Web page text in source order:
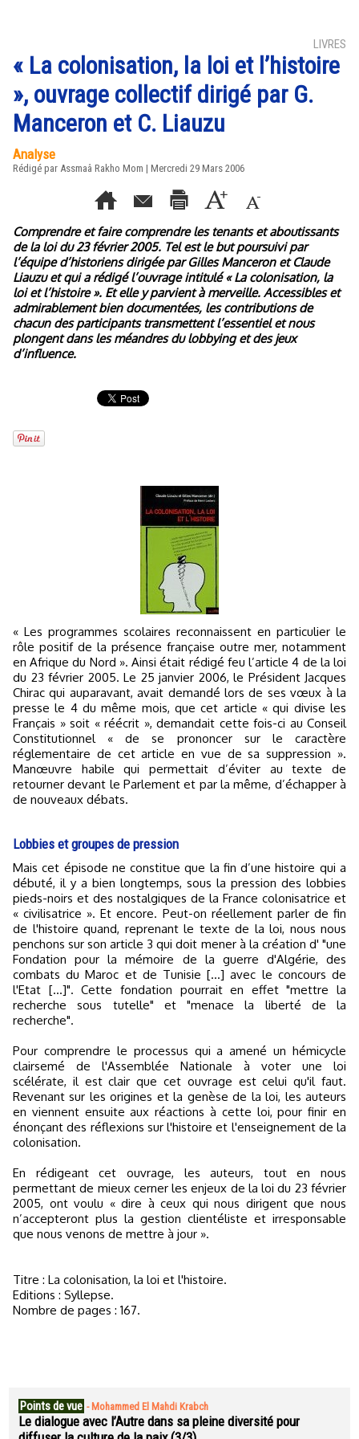
LIVRES
« La colonisation, la loi et l’histoire
», ouvrage collectif dirigé par G.
Manceron et C. Liauzu
Analyse
Rédigé par Assmaâ Rakho Mom | Mercredi 29 Mars 2006
Comprendre et faire comprendre les tenants et aboutissants
de la loi du 23 février 2005. Tel est le but poursuivi par
l’équipe d’historiens dirigée par Gilles Manceron et Claude
Liauzu et qui a rédigé l’ouvrage intitulé « La colonisation, la
loi et l’histoire ». Et elle y parvient à merveille. Accessibles et
admirablement bien documentées, les contributions de
chacun des participants transmettent l’essentiel et nous
plongent dans les méandres du lobbying et des jeux
d’influence.
« Les programmes scolaires reconnaissent en particulier le
rôle positif de la présence française outre mer, notamment
en Afrique du Nord ». Ainsi était rédigé feu l’article 4 de la loi
du 23 février 2005. Le 25 janvier 2006, le Président Jacques
Chirac qui auparavant, avait demandé lors de ses vœux à la
presse le 4 du même mois, que cet article « qui divise les
Français » soit « réécrit », demandait cette fois-ci au Conseil
Constitutionnel « de se prononcer sur le caractère
réglementaire de cet article en vue de sa suppression ».
Manœuvre habile qui permettait d’éviter au texte de
retourner devant le Parlement et par la même, d’échapper à
de nouveaux débats.
Lobbies et groupes de pression
Mais cet épisode ne constitue que la fin d’une histoire qui a
débuté, il y a bien longtemps, sous la pression des lobbies
pieds-noirs et des nostalgiques de la France colonisatrice et
« civilisatrice ». Et encore. Peut-on réellement parler de fin
de l'histoire quand, reprenant le texte de la loi, nous nous
penchons sur son article 3 qui doit mener à la création d' "une
Fondation pour la mémoire de la guerre d'Algérie, des
combats du Maroc et de Tunisie [...] avec le concours de
l'Etat [...]". Cette fondation pourrait en effet "mettre la
recherche sous tutelle" et "menace la liberté de la
recherche".
Pour comprendre le processus qui a amené un hémicycle
clairsemé de l'Assemblée Nationale à voter une loi
scélérate, il est clair que cet ouvrage est celui qu'il faut.
Revenant sur les origines et la genèse de la loi, les auteurs
en viennent ensuite aux réactions à cette loi, pour finir en
énonçant des réflexions sur l'histoire et l'enseignement de la
colonisation.
En rédigeant cet ouvrage, les auteurs, tout en nous
permettant de mieux cerner les enjeux de la loi du 23 février
2005, ont voulu « dire à ceux qui nous dirigent que nous
n’accepteront plus la gestion clientéliste et irresponsable
que nous venons de mettre à jour ».
Titre : La colonisation, la loi et l'histoire.
Editions : Syllepse.
Nombre de pages : 167.
Points de vue - Mohammed El Mahdi Krabch
Le dialogue avec l’Autre dans sa pleine diversité pour